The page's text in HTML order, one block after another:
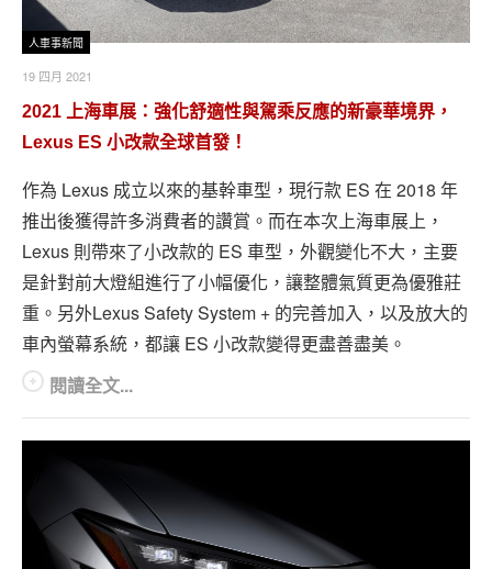
人車事新聞
19 四月 2021
2021 上海車展：強化舒適性與駕乘反應的新豪華境界，
Lexus ES 小改款全球首發！
作為 Lexus 成立以來的基幹車型，現行款 ES 在 2018 年
推出後獲得許多消費者的讚賞。而在本次上海車展上，
Lexus 則帶來了小改款的 ES 車型，外觀變化不大，主要
是針對前大燈組進行了小幅優化，讓整體氣質更為優雅莊
重。另外Lexus Safety System + 的完善加入，以及放大的
車內螢幕系統，都讓 ES 小改款變得更盡善盡美。
閱讀全文...